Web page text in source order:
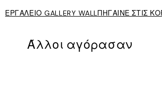
ΕΡΓΑΛΕΙΟ GALLERY WALLΠΗΓΑΙΝΕ ΣΤΙΣ
Άλλοι αγόρασαν